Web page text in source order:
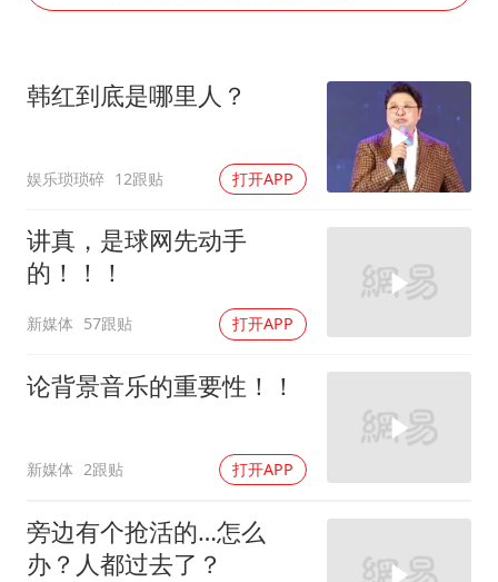
周星驰妈妈现身香港首映礼
大疆错失宇树
韩红到底是哪里人？
娱乐琐琐碎 12跟贴 打开APP
讲真，是球网先动手
的！！！
新媒体 57跟贴 打开APP
论背景音乐的重要性！！
新媒体 2跟贴 打开APP
旁边有个抢活的…怎么
办？人都过去了？